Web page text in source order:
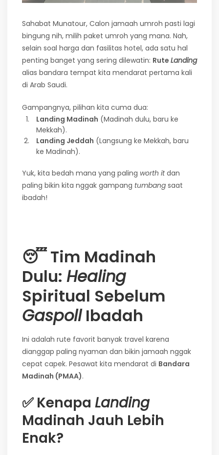
Sahabat Munatour, Calon jamaah umroh pasti lagi
bingung nih, milih paket umroh yang mana. Nah,
selain soal harga dan fasilitas hotel, ada satu hal
penting banget yang sering dilewatin: Rute Landing
alias bandara tempat kita mendarat pertama kali
di Arab Saudi.
Gampangnya, pilihan kita cuma dua:
Landing Madinah (Madinah dulu, baru ke
Mekkah).
Landing Jeddah (Langsung ke Mekkah, baru
ke Madinah).
Yuk, kita bedah mana yang paling worth itdan
paling bikin kita nggak gampang tumbang saat
ibadah!
😴Tim Madinah
Dulu: Healing
Spiritual Sebelum
GaspollIbadah
Ini adalah rute favorit banyak travel karena
dianggap paling nyaman dan bikin jamaah nggak
cepat capek. Pesawat kita mendarat di Bandara
Madinah (PMAA).
✅ Kenapa Landing
Madinah Jauh Lebih
Enak?